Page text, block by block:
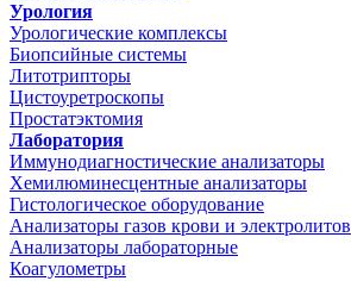
Урология
Урологические комплексы
Биопсийные системы
Литотрипторы
Цистоуретроскопы
Простатэктомия
Лаборатория
Иммунодиагностические анализаторы
Хемилюминесцентные анализаторы
Гистологическое оборудование
Анализаторы газов крови и электролитов
Анализаторы лабораторные
Коагулометры